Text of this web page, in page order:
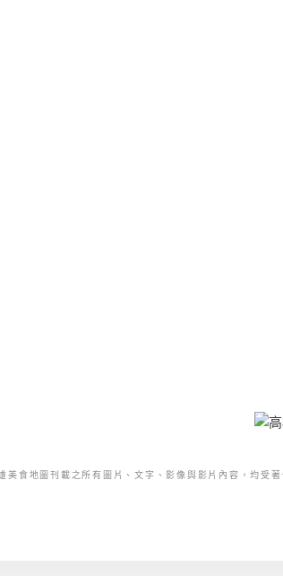
美食地圖刊載之所有圖片、文字、影像與影片內容，均受